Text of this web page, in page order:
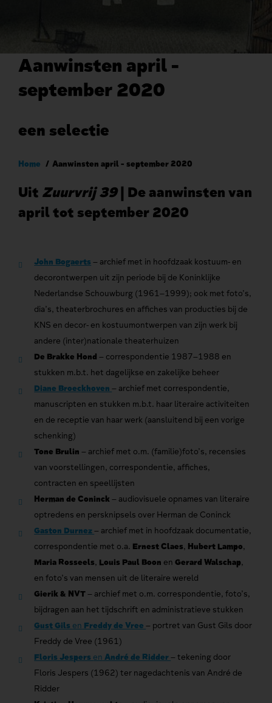
Aanwinsten april -
september 2020
een selectie
Kruimelpad
Home Aanwinsten april - september 2020
Uit Zuurvrij 39| De aanwinsten van
april tot september 2020
John Bogaerts – archief met in hoofdzaak kostuum- en
decorontwerpen uit zijn periode bij de Koninklijke
Nederlandse Schouwburg (1961–1999); ook met foto’s,
dia’s, theaterbrochures en affiches van producties bij de
KNS en decor- en kostuumontwerpen van zijn werk bij
andere (inter)nationale theaterhuizen
De Brakke Hond– correspondentie 1987–1988 en
stukken m.b.t. het dagelijkse en zakelijke beheer
Diane Broeckhoven– archief met correspondentie,
manuscripten en stukken m.b.t. haar literaire activiteiten
en de receptie van haar werk (aansluitend bij een vorige
schenking)
Tone Brulin– archief met o.m. (familie)foto’s, recensies
van voorstellingen, correspondentie, affiches,
contracten en speellijsten
Herman de Coninck– audiovisuele opnames van literaire
optredens en persknipsels over Herman de Coninck
Gaston Durnez– archief met in hoofdzaak documentatie,
correspondentie met o.a. Ernest Claes, Hubert Lampo,
Maria Rosseels, Louis Paul Boon enGerard Walschap,
en foto’s van mensen uit de literaire wereld
Gierik & NVT– archief met o.m. correspondentie, foto’s,
bijdragen aan het tijdschrift en administratieve stukken
Gust Gils en Freddy de Vree– portret van Gust Gils door
Freddy de Vree (1961)
Floris Jespers en André de Ridder– tekening door
Floris Jespers (1962) ter nagedachtenis van André de
Ridder